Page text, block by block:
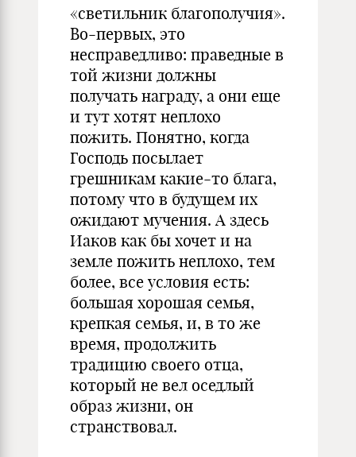
«светильник благополучия».
Во-первых, это
несправедливо: праведные в
той жизни должны
получать награду, а они еще
и тут хотят неплохо
пожить. Понятно, когда
Господь посылает
грешникам какие-то блага,
потому что в будущем их
ожидают мучения. А здесь
Иаков как бы хочет и на
земле пожить неплохо, тем
более, все условия есть:
большая хорошая семья,
крепкая семья, и, в то же
время, продолжить
традицию своего отца,
который не вел оседлый
образ жизни, он
странствовал.